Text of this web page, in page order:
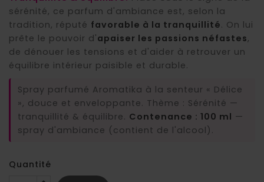
sérénité, ce parfum d'ambiance est, selon la
tradition, réputé favorable à la tranquillité. On lui
prête le pouvoir d'apaiser les passions néfastes,
de dénouer les tensions et d'aider à retrouver un
équilibre intérieur paisible et durable.
Spray parfumé Aromatika à la senteur « Délice
», douce et enveloppante. Thème : Sérénité —
tranquillité & équilibre. Contenance : 100 ml —
spray d'ambiance (contient de l'alcool).
Quantité